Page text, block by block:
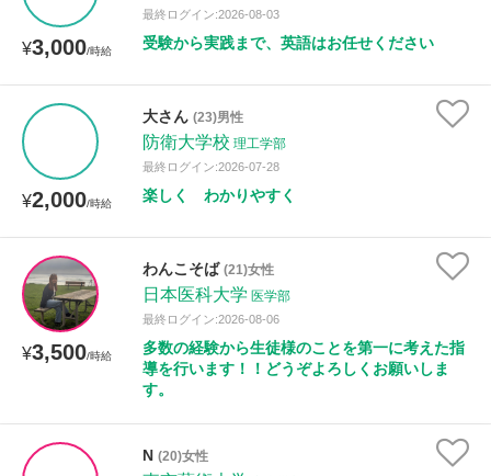
¥3,000/時給
最終ログイン:2026-08-03
受験から実践まで、英語はお任せください
¥2,000/時給
大さん (23)男性
防衛大学校 理工学部
最終ログイン:2026-07-28
楽しく わかりやすく
¥3,500/時給
わんこそば (21)女性
日本医科大学 医学部
最終ログイン:2026-08-06
多数の経験から生徒様のことを第一に考えた指
導を行います！！どうぞよろしくお願いしま
す。
N (20)女性